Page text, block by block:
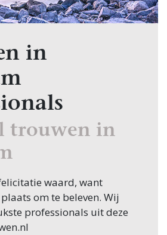
in
trouwen in
waard, want
om te beleven. Wij
professionals uit deze